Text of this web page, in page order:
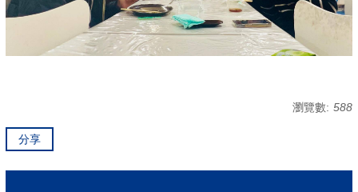
瀏覽數: 588
分享